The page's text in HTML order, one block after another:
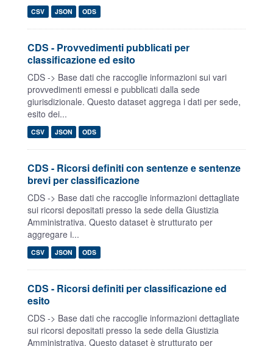
CSV JSON ODS
CDS - Provvedimenti pubblicati per
classificazione ed esito
CDS -> Base dati che raccoglie informazioni sui vari
provvedimenti emessi e pubblicati dalla sede
giurisdizionale. Questo dataset aggrega i dati per sede,
esito dei...
CSV JSON ODS
CDS - Ricorsi definiti con sentenze e sentenze
brevi per classificazione
CDS -> Base dati che raccoglie informazioni dettagliate
sui ricorsi depositati presso la sede della Giustizia
Amministrativa. Questo dataset è strutturato per
aggregare i...
CSV JSON ODS
CDS - Ricorsi definiti per classificazione ed
esito
CDS -> Base dati che raccoglie informazioni dettagliate
sui ricorsi depositati presso la sede della Giustizia
Amministrativa. Questo dataset è strutturato per